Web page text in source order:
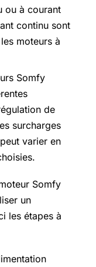
ou à courant
continu sont
moteurs à
Somfy
de
surcharges
varier en
Somfy
un
les étapes à